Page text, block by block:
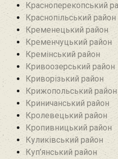
Красноперекопський
Краснопільський район
Кременецький район
Кременчуцький район
Кремінський район‎
Кривоозерський район‎
Криворізький район
Крижопольський район
Криничанський район
Кролевецький район‎
Кропивницький район
Куликівський район
Куп’янський район